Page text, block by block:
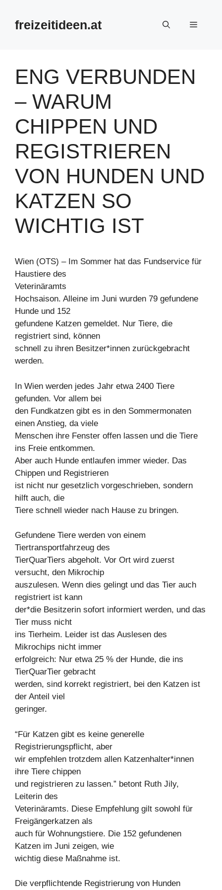
Inhalt
springenfreizeitideen.at Menü
ENG VERBUNDEN
– WARUM
CHIPPEN UND
REGISTRIEREN
VON HUNDEN UND
KATZEN SO
WICHTIG IST
Wien (OTS) – Im Sommer hat das Fundservice für
Haustiere des
Veterinäramts
Hochsaison. Alleine im Juni wurden 79 gefundene
Hunde und 152
gefundene Katzen gemeldet. Nur Tiere, die
registriert sind, können
schnell zu ihren Besitzer*innen zurückgebracht
werden.
In Wien werden jedes Jahr etwa 2400 Tiere
gefunden. Vor allem bei
den Fundkatzen gibt es in den Sommermonaten
einen Anstieg, da viele
Menschen ihre Fenster offen lassen und die Tiere
ins Freie entkommen.
Aber auch Hunde entlaufen immer wieder. Das
Chippen und Registrieren
ist nicht nur gesetzlich vorgeschrieben, sondern
hilft auch, die
Tiere schnell wieder nach Hause zu bringen.
Gefundene Tiere werden von einem
Tiertransportfahrzeug des
TierQuarTiers abgeholt. Vor Ort wird zuerst
versucht, den Mikrochip
auszulesen. Wenn dies gelingt und das Tier auch
registriert ist kann
der*die Besitzerin sofort informiert werden, und das
Tier muss nicht
ins Tierheim. Leider ist das Auslesen des
Mikrochips nicht immer
erfolgreich: Nur etwa 25 % der Hunde, die ins
TierQuarTier gebracht
werden, sind korrekt registriert, bei den Katzen ist
der Anteil viel
geringer.
“Für Katzen gibt es keine generelle
Registrierungspflicht, aber
wir empfehlen trotzdem allen Katzenhalter*innen
ihre Tiere chippen
und registrieren zu lassen.” betont Ruth Jily,
Leiterin des
Veterinäramts. Diese Empfehlung gilt sowohl für
Freigängerkatzen als
auch für Wohnungstiere. Die 152 gefundenen
Katzen im Juni zeigen, wie
wichtig diese Maßnahme ist.
Die verpflichtende Registrierung von Hunden